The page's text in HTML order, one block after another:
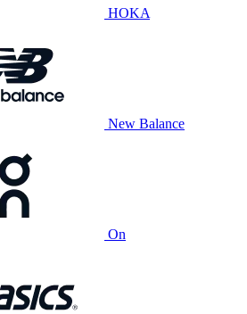
HOKA
New Balance
On